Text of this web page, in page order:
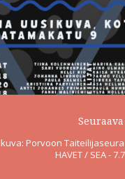
Porvoon Taiteilijaseura
HAVET / SEA -